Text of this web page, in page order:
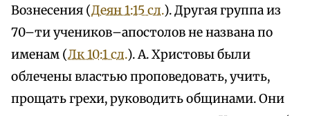
Вознесения (Деян 1:15 сл.). Другая группа из
70–ти учеников–апостолов не названа по
именам (Лк 10:1 сл.). А. Христовы были
облечены властью проповедовать, учить,
прощать грехи, руководить общинами. Они